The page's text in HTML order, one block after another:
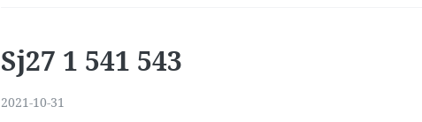
Sj27 1 541 543
2021-10-31